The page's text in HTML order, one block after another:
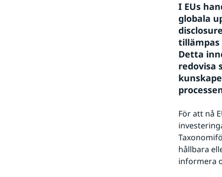
I EUs
globala
tillämpas
Detta
redovisa
För att nå
hållbara
informera